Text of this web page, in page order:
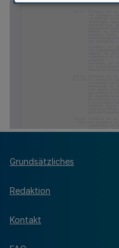
Grundsätzliches
Redaktion
Kontakt